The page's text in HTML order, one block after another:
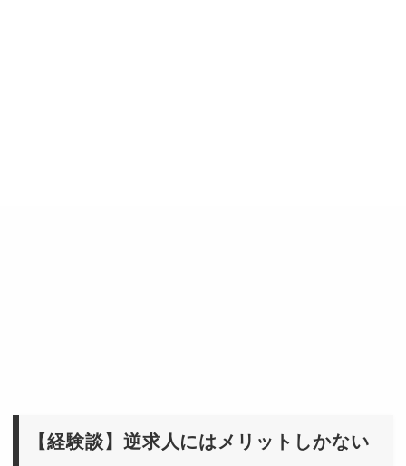
【経験談】逆求人にはメリットしかない